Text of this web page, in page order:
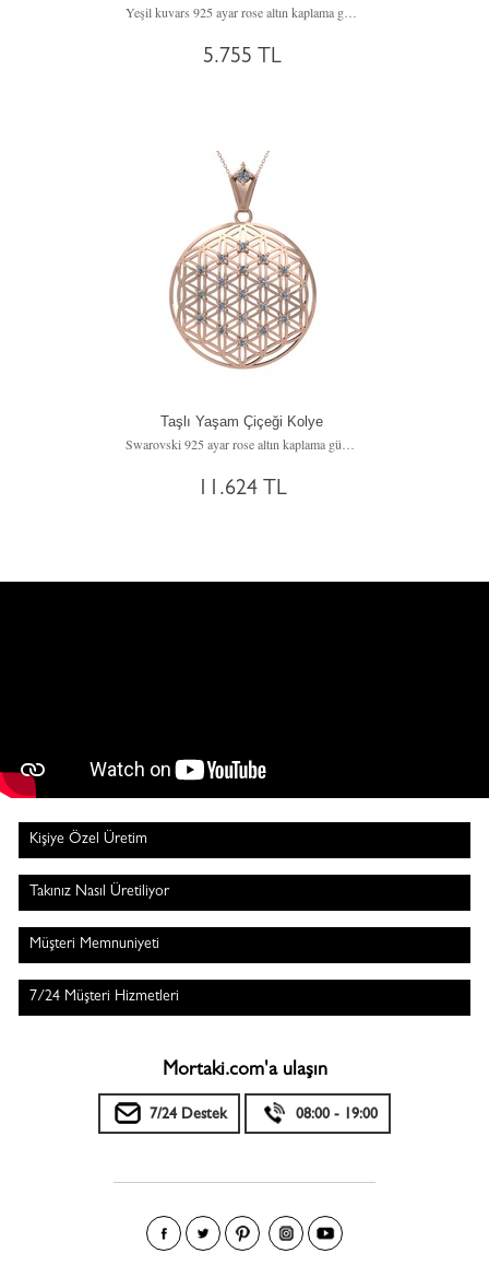
Yeşil kuvars 925 ayar rose altın kaplama gümüş kolye (40 cm gümüş rolo zincir)
5.755 TL
Taşlı Yaşam Çiçeği Kolye
11.624 TL
Kişiye Özel Üretim
Takınız Nasıl Üretiliyor
Müşteri Memnuniyeti
7/24 Müşteri Hizmetleri
Mortaki.com'a ulaşın
7/24 Destek 08:00 - 19:00